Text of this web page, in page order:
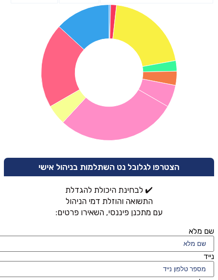
הצטרפו לגלובל נט השתלמות בניהול אישי
✔️ לבחינת היכולת להגדלת
התשואה והוזלת דמי הניהול
עם מתכנן פיננסי, השאירו פרטים:
שם מלא
נייד